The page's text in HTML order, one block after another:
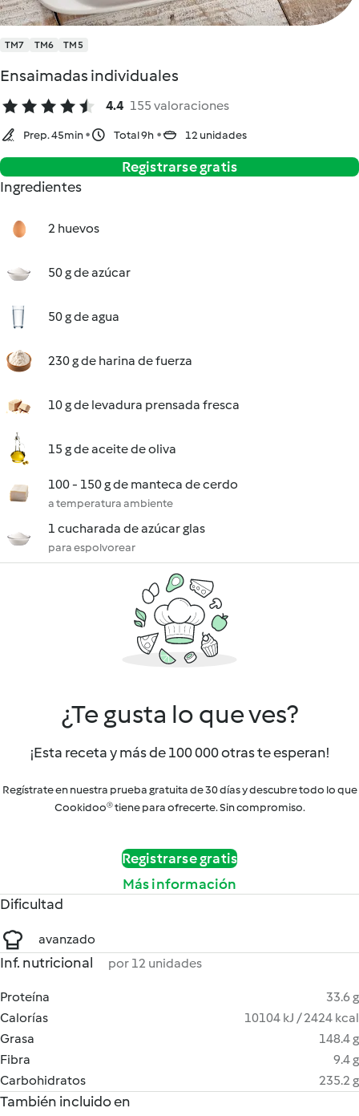
TM7 TM6 TM5
Ensaimadas individuales
4.4 155 valoraciones
Prep. 45min Total 9h 12 unidades
Registrarse gratis
Ingredientes
2 huevos
50 g de azúcar
50 g de agua
230 g de harina de fuerza
10 g de levadura prensada fresca
15 g de aceite de oliva
100 - 150 g de manteca de cerdo
a temperatura ambiente
1 cucharada de azúcar glas
para espolvorear
¿Te gusta lo que ves?
¡Esta receta y más de 100 000 otras te esperan!
Regístrate en nuestra prueba gratuita de 30 días y descubre todo lo que
Cookidoo® tiene para ofrecerte. Sin compromiso.
Registrarse gratis
Más información
Dificultad
avanzado
Inf. nutricional por 12 unidades
Proteína
33.6 g
Calorías
10104 kJ / 2424 kcal
Grasa
148.4 g
Fibra
9.4 g
Carbohidratos
235.2 g
También incluido en